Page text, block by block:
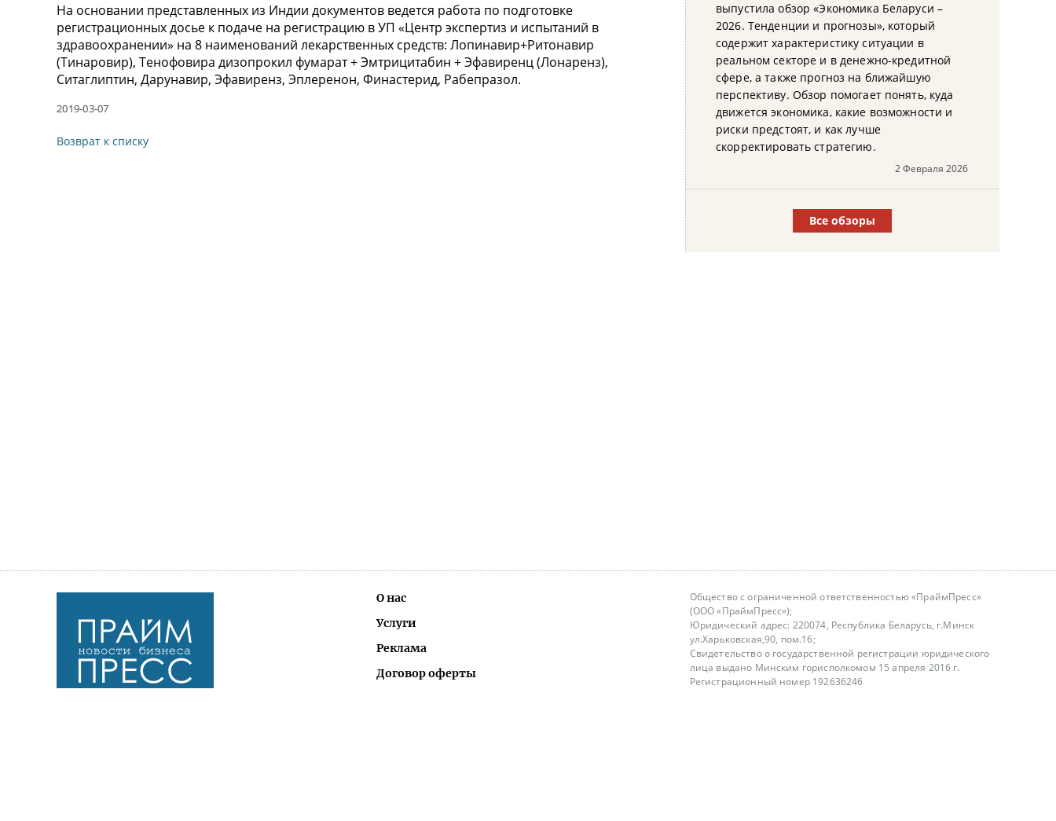
На основании представленных из Индии документов ведется работа по подготовке
регистрационных досье к подаче на регистрацию в УП «Центр экспертиз и испытаний в
здравоохранении» на 8 наименований лекарственных средств: Лопинавир+Ритонавир
(Тинаровир), Тенофовира дизопрокил фумарат + Эмтрицитабин + Эфавиренц (Лонаренз),
Ситаглиптин, Дарунавир, Эфавиренз, Эплеренон, Финастерид, Рабепразол.
2019-03-07
Возврат к списку
выпустила обзор «Экономика Беларуси –
2026. Тенденции и прогнозы», который
содержит характеристику ситуации в
реальном секторе и в денежно-кредитной
сфере, а также прогноз на ближайшую
перспективу. Обзор помогает понять, куда
движется экономика, какие возможности и
риски предстоят, и как лучше
скорректировать стратегию.
2 Февраля 2026
Все обзоры
О нас
Услуги
Реклама
Договор оферты
Общество с ограниченной ответственностью «ПраймПресс»
(ООО «ПраймПресс»);
Юридический адрес: 220074, Республика Беларусь, г.Минск
ул.Харьковская,90, пом.16;
Свидетельство о государственной регистрации юридического
лица выдано Минским горисполкомом 15 апреля 2016 г.
Регистрационный номер 192636246